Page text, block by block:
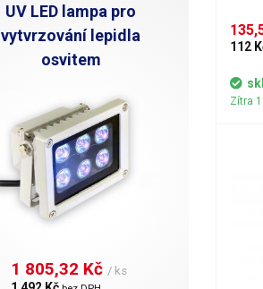
UV LED lampa pro
vytvrzování lepidla
osvitem
1 805,32 Kč / ks
směs
bude
112
Zítra